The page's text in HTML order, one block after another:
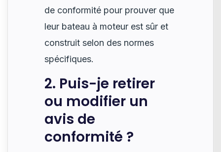
de conformité pour prouver que
leur bateau à moteur est sûr et
construit selon des normes
spécifiques.
2. Puis-je retirer
ou modifier un
avis de
conformité ?